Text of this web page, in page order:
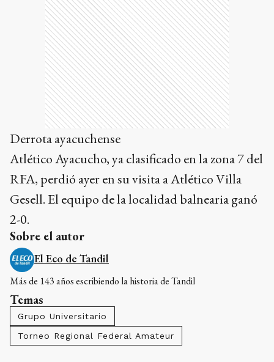
Derrota ayacuchense
Atlético Ayacucho, ya clasificado en la zona 7 del
RFA, perdió ayer en su visita a Atlético Villa
Gesell. El equipo de la localidad balnearia ganó
2-0.
Sobre el autor
El Eco de Tandil
Más de 143 años escribiendo la historia de Tandil
Temas
Grupo Universitario
Torneo Regional Federal Amateur